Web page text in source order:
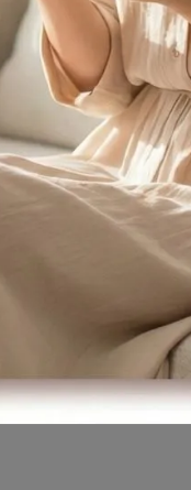
乳正確洗手。